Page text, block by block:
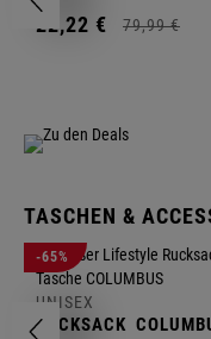
22,22 € 79,99 €
TASCHEN &
-65%
UNISEX
RUCKSACK